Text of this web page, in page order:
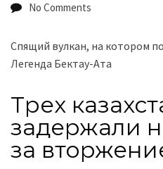
No Comments
Спящий вулкан, на котором
Легенда Бектау-Ата
Трех
задержали
за